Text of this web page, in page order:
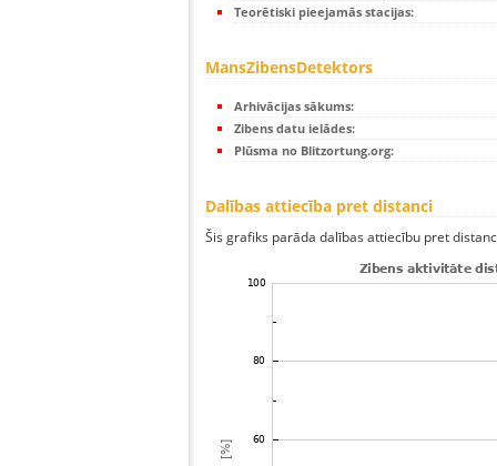
Teorētiski pieejamās stacijas:
MansZibensDetektors
Arhivācijas sākums:
Zibens datu ielādes:
Plūsma no Blitzortung.org:
Dalības attiecība pret distanci
Šis grafiks parāda dalības attiecību pret